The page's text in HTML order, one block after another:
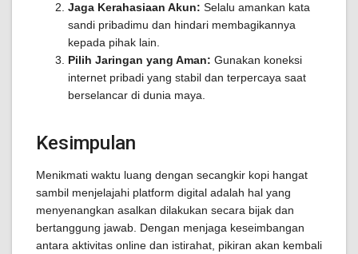
Jaga Kerahasiaan Akun: Selalu amankan kata
sandi pribadimu dan hindari membagikannya
kepada pihak lain.
Pilih Jaringan yang Aman: Gunakan koneksi
internet pribadi yang stabil dan terpercaya saat
berselancar di dunia maya.
Kesimpulan
Menikmati waktu luang dengan secangkir kopi hangat
sambil menjelajahi platform digital adalah hal yang
menyenangkan asalkan dilakukan secara bijak dan
bertanggung jawab. Dengan menjaga keseimbangan
antara aktivitas online dan istirahat, pikiran akan kembali